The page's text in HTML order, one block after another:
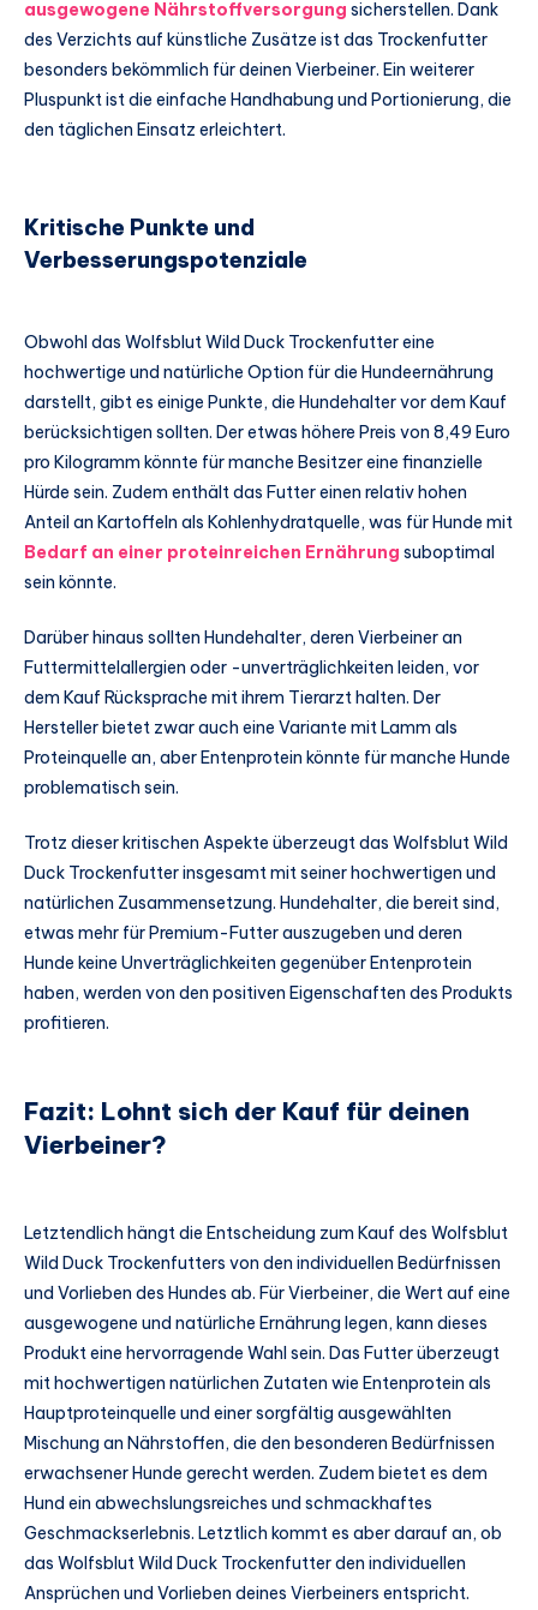
ausgewogene Nährstoffversorgung sicherstellen. Dank
des Verzichts auf künstliche Zusätze ist das Trockenfutter
besonders bekömmlich für deinen Vierbeiner. Ein weiterer
Pluspunkt ist die einfache Handhabung und Portionierung, die
den täglichen Einsatz erleichtert.
Kritische Punkte und
Verbesserungspotenziale
Obwohl das Wolfsblut Wild Duck Trockenfutter eine
hochwertige und natürliche Option für die Hundeernährung
darstellt, gibt es einige Punkte, die Hundehalter vor dem Kauf
berücksichtigen sollten. Der etwas höhere Preis von 8,49 Euro
pro Kilogramm könnte für manche Besitzer eine finanzielle
Hürde sein. Zudem enthält das Futter einen relativ hohen
Anteil an Kartoffeln als Kohlenhydratquelle, was für Hunde mit
Bedarf an einer proteinreichen Ernährung suboptimal
sein könnte.
Darüber hinaus sollten Hundehalter, deren Vierbeiner an
Futtermittelallergien oder -unverträglichkeiten leiden, vor
dem Kauf Rücksprache mit ihrem Tierarzt halten. Der
Hersteller bietet zwar auch eine Variante mit Lamm als
Proteinquelle an, aber Entenprotein könnte für manche Hunde
problematisch sein.
Trotz dieser kritischen Aspekte überzeugt das Wolfsblut Wild
Duck Trockenfutter insgesamt mit seiner hochwertigen und
natürlichen Zusammensetzung. Hundehalter, die bereit sind,
etwas mehr für Premium-Futter auszugeben und deren
Hunde keine Unverträglichkeiten gegenüber Entenprotein
haben, werden von den positiven Eigenschaften des Produkts
profitieren.
Fazit: Lohnt sich der Kauf für deinen
Vierbeiner?
Letztendlich hängt die Entscheidung zum Kauf des Wolfsblut
Wild Duck Trockenfutters von den individuellen Bedürfnissen
und Vorlieben des Hundes ab. Für Vierbeiner, die Wert auf eine
ausgewogene und natürliche Ernährung legen, kann dieses
Produkt eine hervorragende Wahl sein. Das Futter überzeugt
mit hochwertigen natürlichen Zutaten wie Entenprotein als
Hauptproteinquelle und einer sorgfältig ausgewählten
Mischung an Nährstoffen, die den besonderen Bedürfnissen
erwachsener Hunde gerecht werden. Zudem bietet es dem
Hund ein abwechslungsreiches und schmackhaftes
Geschmackserlebnis. Letztlich kommt es aber darauf an, ob
das Wolfsblut Wild Duck Trockenfutter den individuellen
Ansprüchen und Vorlieben deines Vierbeiners entspricht.